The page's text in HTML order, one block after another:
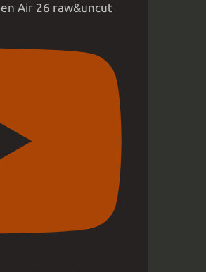
Air 26 raw&uncut